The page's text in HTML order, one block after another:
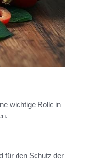
wichtige Rolle in
für den Schutz der